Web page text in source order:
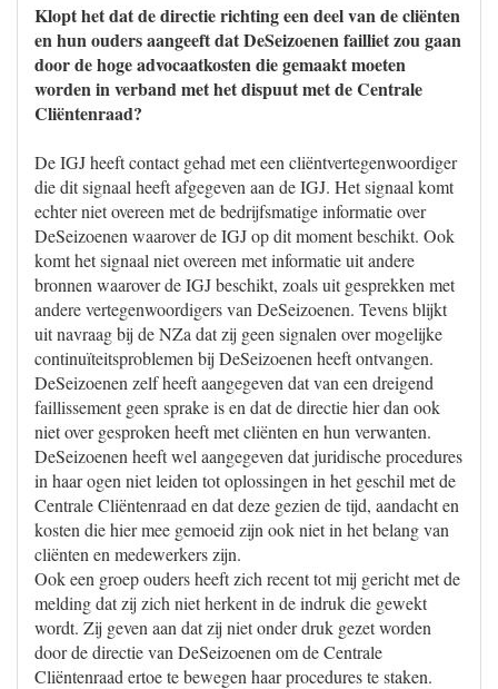
Klopt het dat de directie richting een deel van de cliënten
en hun ouders aangeeft dat DeSeizoenen failliet zou gaan
door de hoge advocaatkosten die gemaakt moeten
worden in verband met het dispuut met de Centrale
Cliëntenraad?
De IGJ heeft contact gehad met een cliëntvertegenwoordiger
die dit signaal heeft afgegeven aan de IGJ. Het signaal komt
echter niet overeen met de bedrijfsmatige informatie over
DeSeizoenen waarover de IGJ op dit moment beschikt. Ook
komt het signaal niet overeen met informatie uit andere
bronnen waarover de IGJ beschikt, zoals uit gesprekken met
andere vertegenwoordigers van DeSeizoenen. Tevens blijkt
uit navraag bij de NZa dat zij geen signalen over mogelijke
continuïteitsproblemen bij DeSeizoenen heeft ontvangen.
DeSeizoenen zelf heeft aangegeven dat van een dreigend
faillissement geen sprake is en dat de directie hier dan ook
niet over gesproken heeft met cliënten en hun verwanten.
DeSeizoenen heeft wel aangegeven dat juridische procedures
in haar ogen niet leiden tot oplossingen in het geschil met de
Centrale Cliëntenraad en dat deze gezien de tijd, aandacht en
kosten die hier mee gemoeid zijn ook niet in het belang van
cliënten en medewerkers zijn.
Ook een groep ouders heeft zich recent tot mij gericht met de
melding dat zij zich niet herkent in de indruk die gewekt
wordt. Zij geven aan dat zij niet onder druk gezet worden
door de directie van DeSeizoenen om de Centrale
Cliëntenraad ertoe te bewegen haar procedures te staken.